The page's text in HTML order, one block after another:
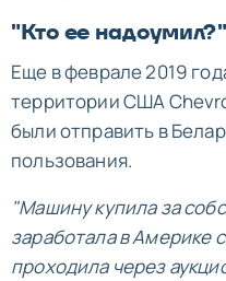
"Кто ее надоумил?"
Еще в феврале 2019
территории США
были отправить в
пользования.
"Машину купила за
заработала в Америке
проходила через